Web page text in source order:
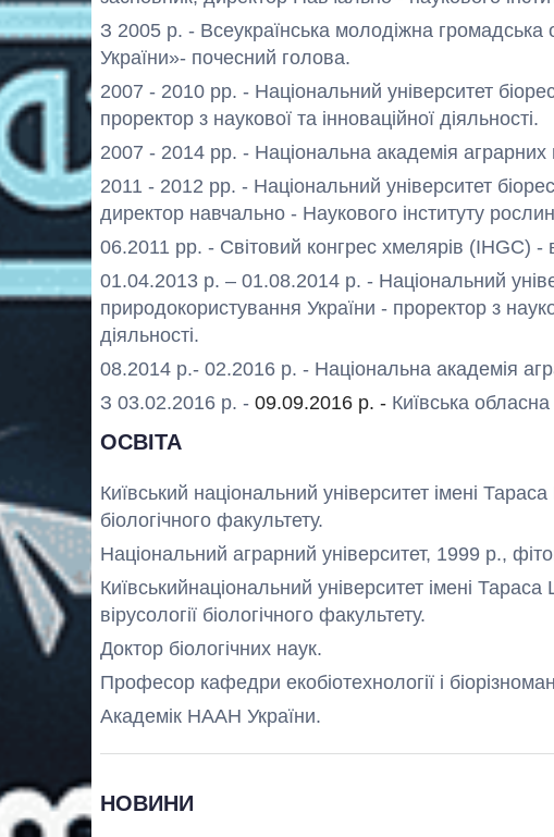
З 2005 р. - Всеукраїнська молодіжна громадська
України»- почесний голова.
2007 - 2010 рр. - Національний університет
проректор з наукової та інноваційної діяльності.
2007 - 2014 рр. - Національна академія аграрних
2011 - 2012 рр. - Національний університет
директор навчально - Наукового інституту
06.2011 рр. - Світовий конгрес хмелярів (IHGC) -
01.04.2013 р. – 01.08.2014 р. - Національний
природокористування України - проректор з
діяльності.
08.2014 р.- 02.2016 р. - Національна академія
З 03.02.2016 р. - 09.09.2016 р. - Київська
ОСВІТА
Київський національний університет імені
біологічного факультету.
Національний аграрний університет, 1999 р.,
Київськийнаціональний університет імені
вірусології біологічного факультету.
Доктор біологічних наук.
Професор кафедри екобіотехнології і
Академік НААН України.
НОВИНИ